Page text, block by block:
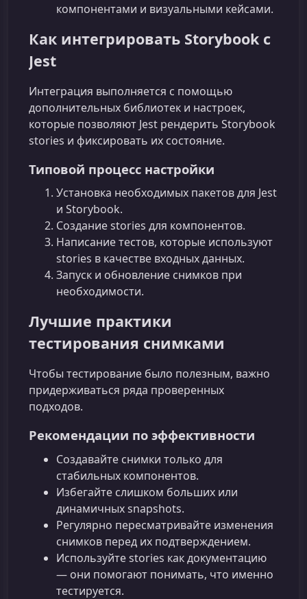
компонентами и визуальными кейсами.
Как интегрировать Storybook с
Jest
Интеграция выполняется с помощью
дополнительных библиотек и настроек,
которые позволяют Jest рендерить Storybook
stories и фиксировать их состояние.
Типовой процесс настройки
Установка необходимых пакетов для Jest
и Storybook.
Создание stories для компонентов.
Написание тестов, которые используют
stories в качестве входных данных.
Запуск и обновление снимков при
необходимости.
Лучшие практики
тестирования снимками
Чтобы тестирование было полезным, важно
придерживаться ряда проверенных
подходов.
Рекомендации по эффективности
Создавайте снимки только для
стабильных компонентов.
Избегайте слишком больших или
динамичных snapshots.
Регулярно пересматривайте изменения
снимков перед их подтверждением.
Используйте stories как документацию
— они помогают понимать, что именно
тестируется.